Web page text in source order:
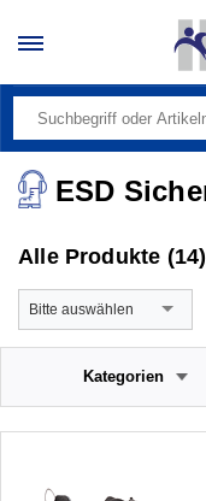
ESD
Alle Produkte (14)
Bitte auswählen
Kategorien